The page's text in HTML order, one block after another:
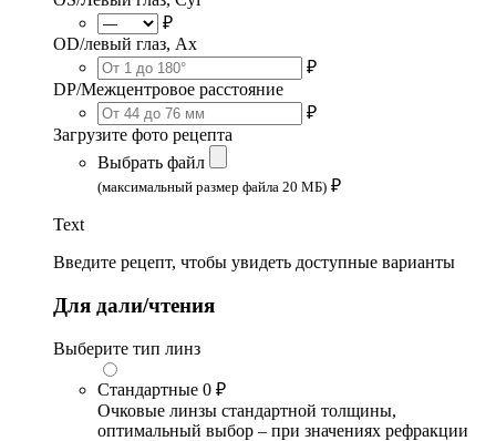
₽
OD/левый глаз, Ax
₽
DP/Межцентровое расстояние
₽
Загрузите фото рецепта
Выбрать файл
(максимальный размер файла 20 МБ) ₽
Text
Введите рецепт, чтобы увидеть доступные варианты
Для дали/чтения
Выберите тип линз
Стандартные 0 ₽
Очковые линзы стандартной толщины,
оптимальный выбор – при значениях рефракции